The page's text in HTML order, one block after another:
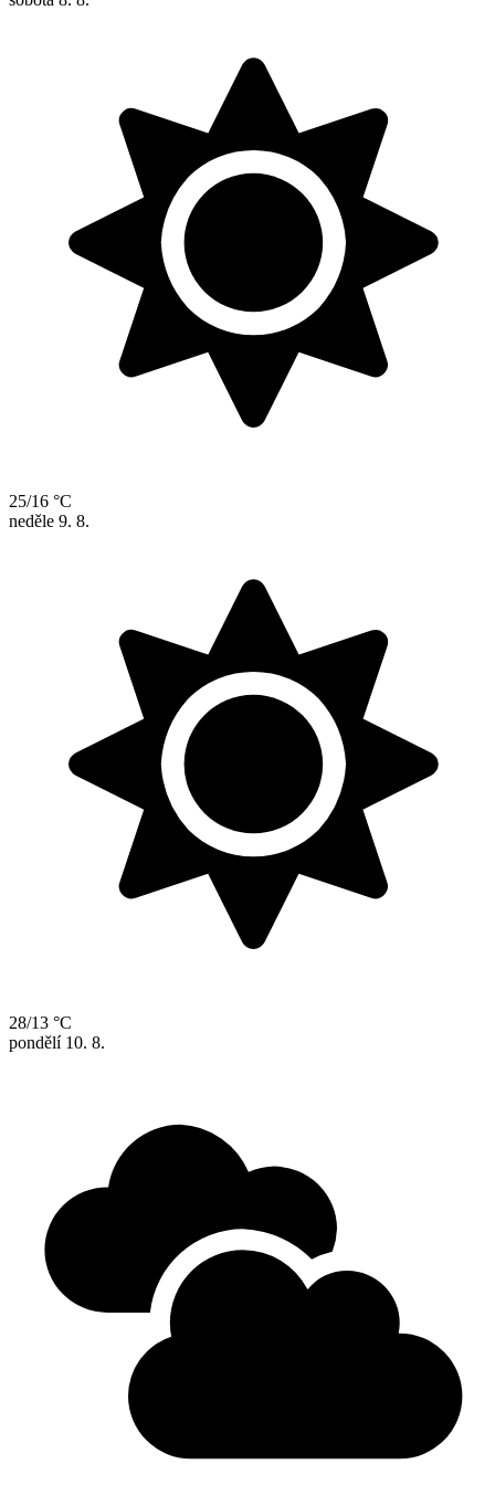
25/16 °C
neděle 9. 8.
28/13 °C
pondělí 10. 8.